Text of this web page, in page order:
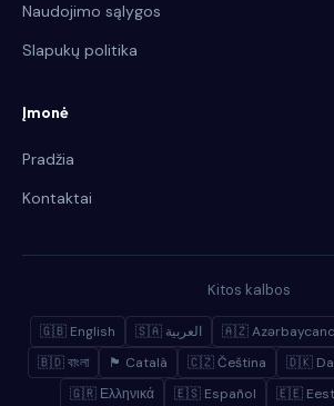
Naudojimo sąlygos
Slapukų politika
Įmonė
Pradžia
Kontaktai
Kitos kalbos
🇬🇧 English 🇸🇦 العربية 🇦🇿
🇧🇩 বাংলা
🏴 Català 🇨🇿 Čeština 🇩🇰
🇬🇷 Ελληνικά
🇪🇸 Español 🇪🇪